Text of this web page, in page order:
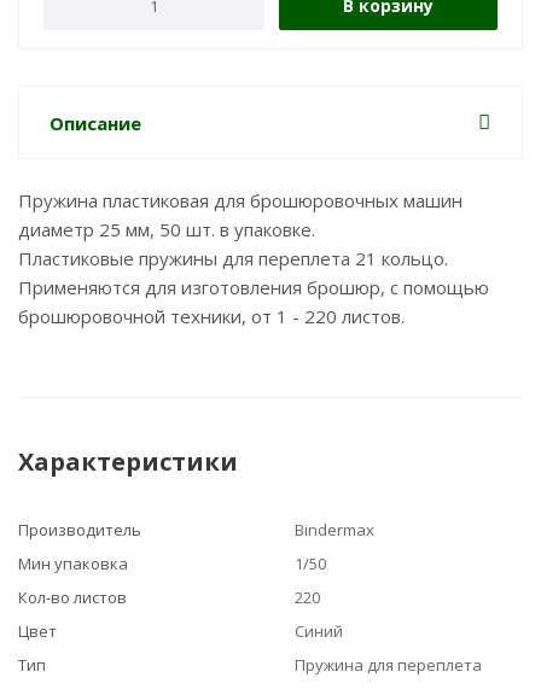
В корзину
Описание
Пружина пластиковая для брошюровочных машин
диаметр 25 мм, 50 шт. в упаковке.
Пластиковые пружины для переплета 21 кольцо.
Применяются для изготовления брошюр, с помощью
брошюровочной техники, от 1 - 220 листов.
Характеристики
Производитель
Bindermax
Мин упаковка
1/50
Кол-во листов
220
Цвет
Синий
Тип
Пружина для переплета